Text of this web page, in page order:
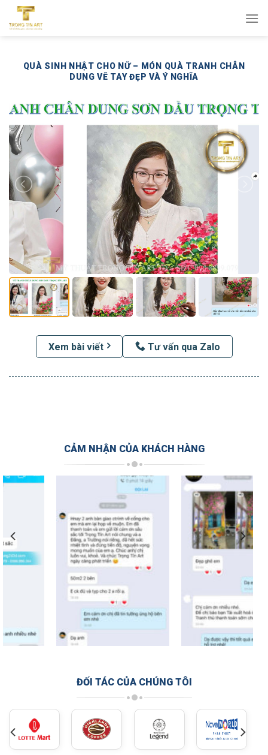
qua
QUÀ SINH NHẬT CHO NỮ – MÓN QUÀ TRANH CHÂN
DUNG VẼ TAY ĐẸP VÀ Ý NGHĨA
Xem bài viết Tư vấn qua Zalo
CẢM NHẬN CỦA KHÁCH HÀNG
ĐỐI TÁC CỦA CHÚNG TÔI